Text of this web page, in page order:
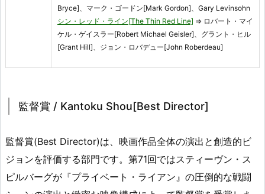
Bryce]、マーク・ゴードン[Mark Gordon]、Gary Levinsohn
シン・レッド・ライン[The Thin Red Line] ⇒ ロバート・マイ
ケル・ゲイスラー[Robert Michael Geisler]、グラント・ヒル
[Grant Hill]、ジョン・ロバデュー[John Roberdeau]
監督賞 / Kantoku Shou[Best Director]
監督賞(Best Director)は、映画作品全体の演出と創造的ビ
ジョンを評価する部門です。第71回ではスティーヴン・ス
ピルバーグが『プライベート・ライアン』の圧倒的な戦闘